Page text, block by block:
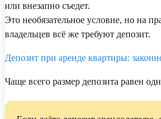
или внезапно съедет.
Это необязательное условие, но на
владельцев всё же требуют депозит.
Депозит при аренде квартиры:
Чаще всего размер депозита равен